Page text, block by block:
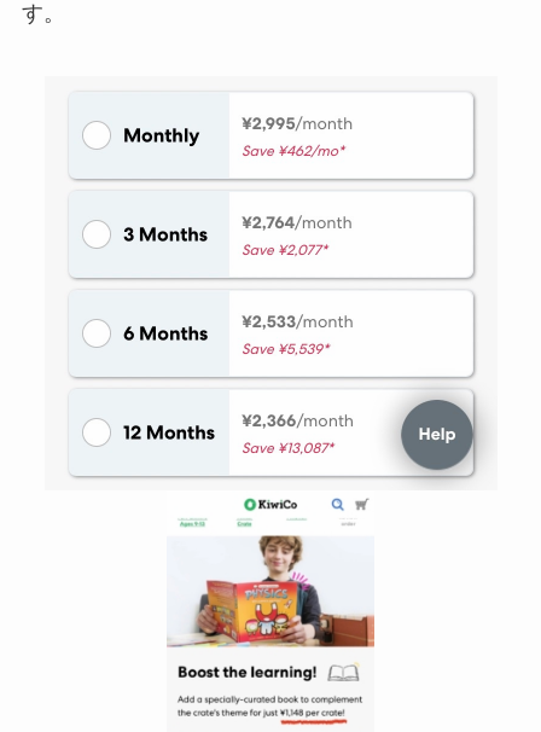
す。